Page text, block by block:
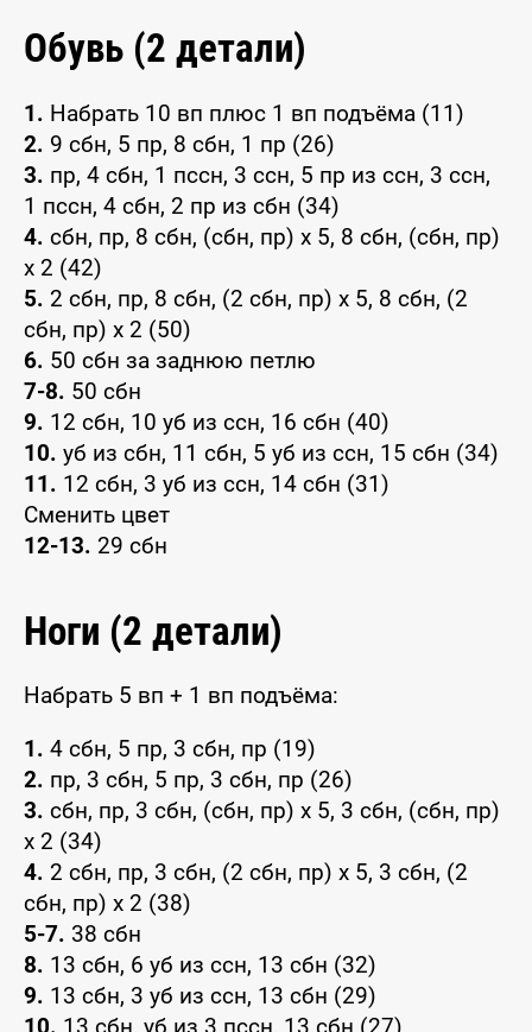
Обувь (2 детали)
1. Набрать 10 вп плюс 1 вп подъёма (11)
2. 9 сбн, 5 пр, 8 сбн, 1 пр (26)
3. пр, 4 сбн, 1 пссн, 3 ссн, 5 пр из ссн, 3 ссн,
1 пссн, 4 сбн, 2 пр из сбн (34)
4. сбн, пр, 8 сбн, (сбн, пр) x 5, 8 сбн, (сбн, пр)
x 2 (42)
5. 2 сбн, пр, 8 сбн, (2 сбн, пр) x 5, 8 сбн, (2
сбн, пр) x 2 (50)
6. 50 сбн за заднюю петлю
7-8. 50 сбн
9. 12 сбн, 10 уб из ссн, 16 сбн (40)
10. уб из сбн, 11 сбн, 5 уб из ссн, 15 сбн (34)
11. 12 сбн, 3 уб из ссн, 14 сбн (31)
Сменить цвет
12-13. 29 сбн
Ноги (2 детали)
Набрать 5 вп + 1 вп подъёма:
1. 4 сбн, 5 пр, 3 сбн, пр (19)
2. пр, 3 сбн, 5 пр, 3 сбн, пр (26)
3. сбн, пр, 3 сбн, (сбн, пр) x 5, 3 сбн, (сбн, пр)
x 2 (34)
4. 2 сбн, пр, 3 сбн, (2 сбн, пр) x 5, 3 сбн, (2
сбн, пр) x 2 (38)
5-7. 38 сбн
8. 13 сбн, 6 уб из ссн, 13 сбн (32)
9. 13 сбн, 3 уб из ссн, 13 сбн (29)
10. 13 сбн, уб из 3 пссн, 13 сбн (27)